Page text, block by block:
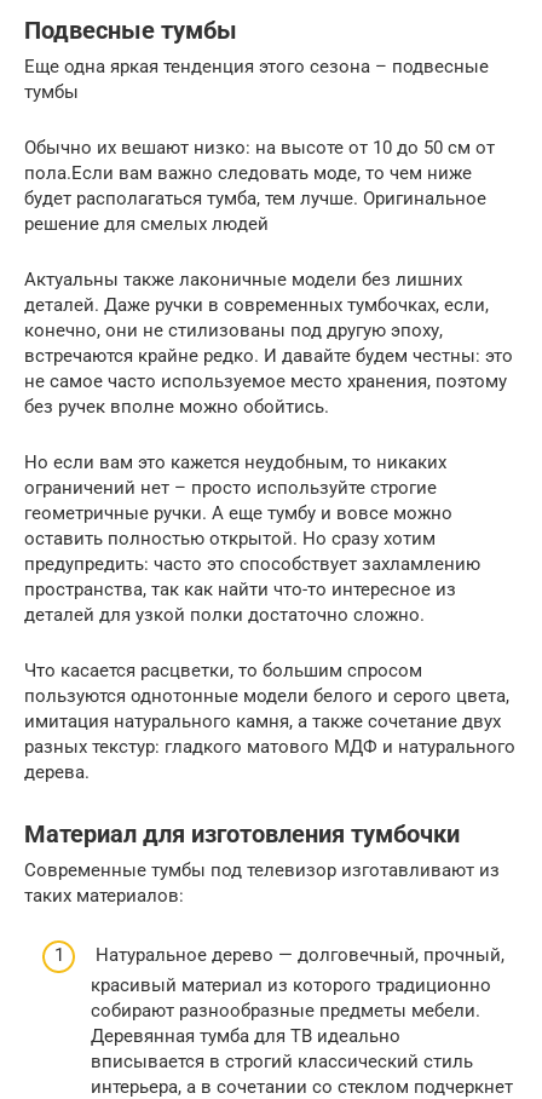
Подвесные тумбы
Еще одна яркая тенденция этого сезона – подвесные
тумбы
Обычно их вешают низко: на высоте от 10 до 50 см от
пола.Если вам важно следовать моде, то чем ниже
будет располагаться тумба, тем лучше. Оригинальное
решение для смелых людей
Актуальны также лаконичные модели без лишних
деталей. Даже ручки в современных тумбочках, если,
конечно, они не стилизованы под другую эпоху,
встречаются крайне редко. И давайте будем честны: это
не самое часто используемое место хранения, поэтому
без ручек вполне можно обойтись.
Но если вам это кажется неудобным, то никаких
ограничений нет – просто используйте строгие
геометричные ручки. А еще тумбу и вовсе можно
оставить полностью открытой. Но сразу хотим
предупредить: часто это способствует захламлению
пространства, так как найти что-то интересное из
деталей для узкой полки достаточно сложно.
Что касается расцветки, то большим спросом
пользуются однотонные модели белого и серого цвета,
имитация натурального камня, а также сочетание двух
разных текстур: гладкого матового МДФ и натурального
дерева.
Материал для изготовления тумбочки
Современные тумбы под телевизор изготавливают из
таких материалов:
Натуральное дерево — долговечный, прочный,
красивый материал из которого традиционно
собирают разнообразные предметы мебели.
Деревянная тумба для ТВ идеально
вписывается в строгий классический стиль
интерьера, а в сочетании со стеклом подчеркнет